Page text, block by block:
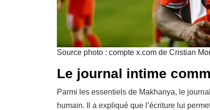
Source photo : compte x.com de Cristian
Le journal intime
Parmi les essentiels de Makhanya, le
humain. Il a expliqué que l’écriture lui